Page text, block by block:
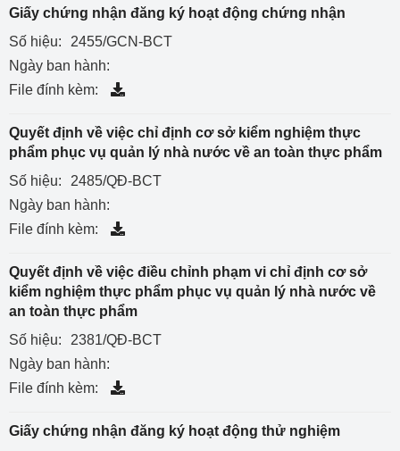
Giấy chứng nhận đăng ký hoạt động chứng nhận
Số hiệu:
2455/GCN-BCT
Ngày ban hành:
File đính kèm:
Quyết định về việc chỉ định cơ sở kiểm nghiệm thực
phẩm phục vụ quản lý nhà nước về an toàn thực phẩm
Số hiệu:
2485/QĐ-BCT
Ngày ban hành:
File đính kèm:
Quyết định về việc điều chỉnh phạm vi chỉ định cơ sở
kiểm nghiệm thực phẩm phục vụ quản lý nhà nước về
an toàn thực phẩm
Số hiệu:
2381/QĐ-BCT
Ngày ban hành:
File đính kèm:
Giấy chứng nhận đăng ký hoạt động thử nghiệm